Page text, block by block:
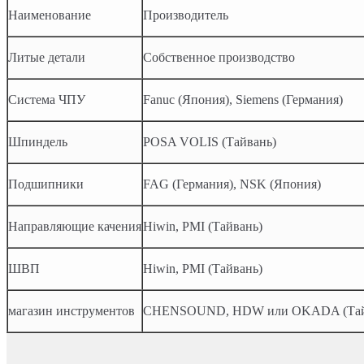
Наименование Производитель
Литые детали Собственное производство
Система ЧПУ Fanuc (Япония), Siemens (Германия)
Шпиндель POSA VOLIS (Тайвань)
Подшипники FAG (Германия), NSK (Япония)
Направляющие каченияHiwin, PMI (Тайвань)
ШВП Hiwin, PMI (Тайвань)
магазин инструментов CHENSOUND, HDW или OKADA